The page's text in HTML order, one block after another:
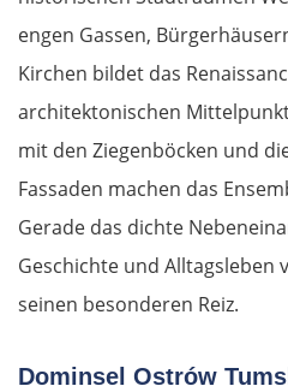
engen Gassen,
Kirchen bildet das
architektonischen
mit den Ziegenböcken und
Fassaden machen das
Gerade das dichte
Geschichte und Alltagsleben
seinen besonderen Reiz.
Dominsel Ostrów